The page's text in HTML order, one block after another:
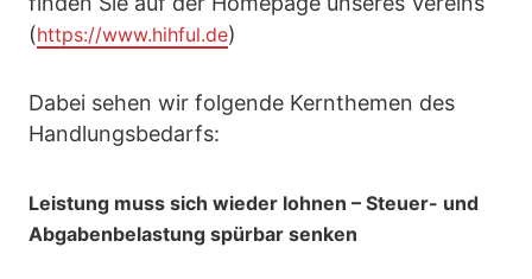
(https://www.hihful.de)
Dabei sehen wir folgende Kernthemen des
Handlungsbedarfs:
Leistung muss sich wieder lohnen – Steuer- und
Abgabenbelastung spürbar senken